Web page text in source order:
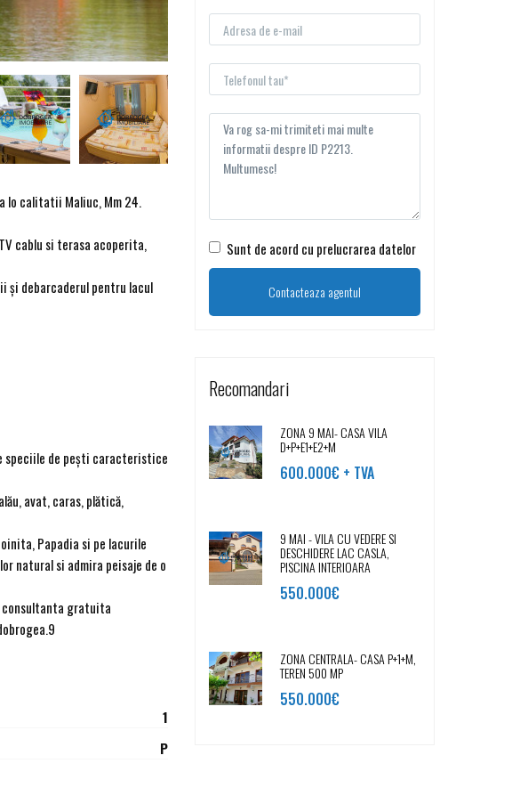
lo calitatii Maliuc, Mm 24.
cablu si terasa acoperita,
şi debarcaderul pentru lacul
speciile de peşti caracteristice
avat, caras, plătică,
Papadia si pe lacurile
natural si admira peisaje de o
consultanta gratuita
1
P
Sunt de acord cu prelucrarea datelor
Recomandari
ZONA 9 MAI- CASA VILA
D+P+E1+E2+M
600.000€ + TVA
9 MAI - VILA CU VEDERE SI
DESCHIDERE LAC CASLA,
PISCINA INTERIOARA
550.000€
ZONA CENTRALA- CASA P+1+M,
TEREN 500 MP
550.000€